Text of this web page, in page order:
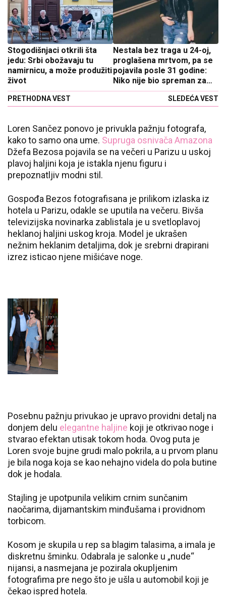
Stogodišnjaci otkrili šta
jedu: Srbi obožavaju tu
namirnicu, a može produžiti
život
PRETHODNA VEST
Nestala bez traga u 24-oj,
proglašena mrtvom, pa se
pojavila posle 31 godine:
Niko nije bio spreman za
ono što je rekla policiji
SLEDEĆA VEST
Loren Sančez ponovo je privukla pažnju fotografa,
kako to samo ona ume. Supruga osnivača Amazona
Džefa Bezosa pojavila se na večeri u Parizu u uskoj
plavoj haljini koja je istakla njenu figuru i
prepoznatljiv modni stil.
Gospođa Bezos fotografisana je prilikom izlaska iz
hotela u Parizu, odakle se uputila na večeru. Bivša
televizijska novinarka zablistala je u svetloplavoj
heklanoj haljini uskog kroja. Model je ukrašen
nežnim heklanim detaljima, dok je srebrni drapirani
izrez isticao njene mišićave noge.
Posebnu pažnju privukao je upravo providni detalj na
donjem delu elegantne haljine koji je otkrivao noge i
stvarao efektan utisak tokom hoda. Ovog puta je
Loren svoje bujne grudi malo pokrila, a u prvom planu
je bila noga koja se kao nehajno videla do pola butine
dok je hodala.
Stajling je upotpunila velikim crnim sunčanim
naočarima, dijamantskim minđušama i providnom
torbicom.
Kosom je skupila u rep sa blagim talasima, a imala je
diskretnu šminku. Odabrala je salonke u „nude“
nijansi, a nasmejana je pozirala okupljenim
fotografima pre nego što je ušla u automobil koji je
čekao ispred hotela.